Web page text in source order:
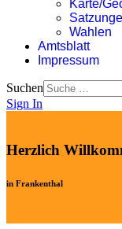
Karte/
Wahlen
Amtsblatt
Impressum
Suchen
Sign In
Herzlich
in Frankenthal